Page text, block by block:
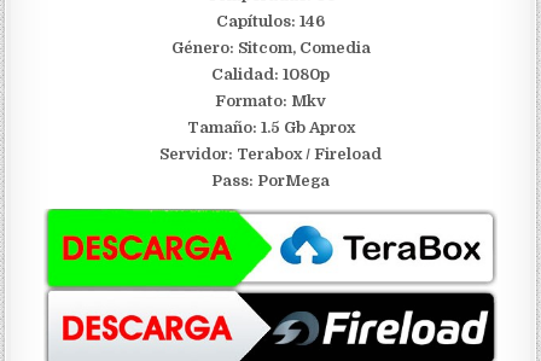
Capítulos: 146
Género: Sitcom, Comedia
Calidad: 1080p
Formato: Mkv
Tamaño: 1.5 Gb Aprox
Servidor: Terabox / Fireload
Pass: PorMega